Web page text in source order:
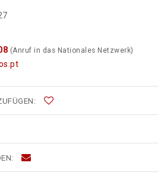
(Anruf in das Nationales Netzwerk)